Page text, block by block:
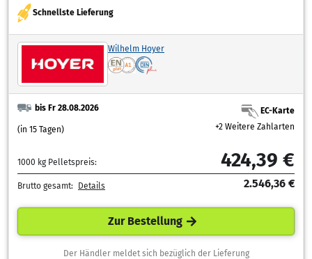
Schnellste Lieferung
Wilhelm Hoyer
bis Fr 28.08.2026
(in 15 Tagen)
EC-Karte
+2 Weitere Zahlarten
1000 kg Pelletspreis: 424,39 €
Brutto gesamt: Details 2.546,36 €
Zur Bestellung
Der Händler meldet sich bezüglich der Lieferung